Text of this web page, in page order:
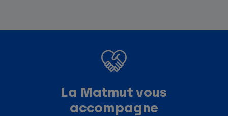
La Matmut vous
accompagne